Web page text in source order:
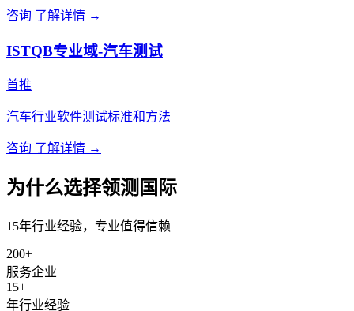
咨询 了解详情 →
ISTQB专业域-汽车测试
首推
汽车行业软件测试标准和方法
咨询 了解详情 →
为什么选择领测国际
15年行业经验，专业值得信赖
200+
服务企业
15+
年行业经验